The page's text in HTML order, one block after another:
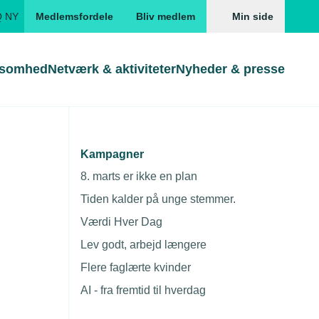
NY Medlemsfordele Bliv medlem Min side
Gå direkte til
Skabeloner og kontrakter
Beregn opsigelsesvarsel
Gå direkte til
Skabeloner
TEKNIQ app
Netværk & aktiviteterNyheder & presse
Kampagner
8. marts er ikke en plan
Tiden kalder på unge stemmer.
Værdi Hver Dag
Lev godt, arbejd længere
Flere faglærte kvinder
AI - fra fremtid til hverdag